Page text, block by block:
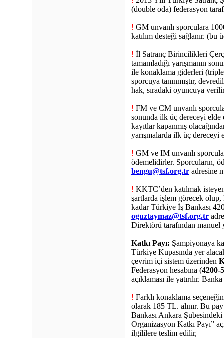
(double oda) federasyon
! GM unvanlı sporculara
katılım desteği sağlanır. (bu
! İl Satranç Birincilikleri
tamamladığı yarışmanın
ile konaklama giderleri (triple
sporcuya tanınmıştır,
hak, sıradaki oyuncuya
! FM ve CM unvanlı
sonunda ilk üç dereceyi
kayıtlar kapanmış
yarışmalarda ilk üç dereceyi
! GM ve IM unvanlı
ödemelidirler. Sporcuların,
bengu@tsf.org.tr adresine
! KKTC’den katılmak
şartlarda işlem görecek
kadar Türkiye İş Bankası
oguztaymaz@tsf.org.tr
Direktörü tarafından manuel
Katkı Payı: Şampiyonaya
Türkiye Kupasında yer
çevrim içi sistem üzerinden
Federasyon hesabına (4200-
açıklaması ile yatırılır.
! Farklı konaklama
olarak 185 TL. alınır. Bu
Bankası Ankara Şubesindeki
Organizasyon Katkı Payı”
ilgililere teslim edilir,